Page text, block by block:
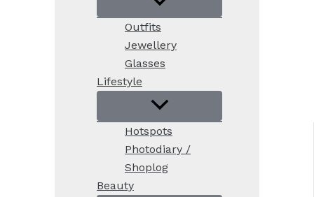
Outfits
Jewellery
Glasses
Lifestyle
Hotspots
Photodiary /
Shoplog
Beauty